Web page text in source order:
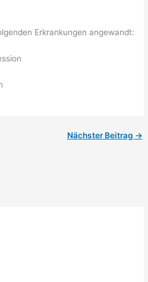
Erkrankungen angewandt:
Nächster Beitrag →